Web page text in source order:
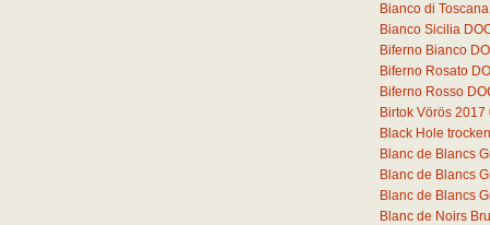
Bianco di
Bianco Sicilia
Biferno Bianco
Biferno Rosato
Biferno Rosso
Birtok Vörös 2017
Black Hole
Blanc de Blancs
Blanc de Blancs
Blanc de Blancs
Blanc de Noirs